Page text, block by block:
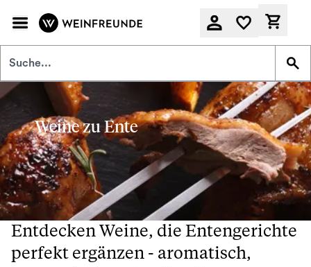
Weine zu Ente
Entdecken Weine, die Entengerichte
perfekt ergänzen - aromatisch,